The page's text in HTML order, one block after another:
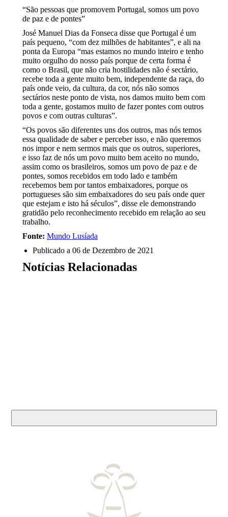
“São pessoas que promovem Portugal, somos um povo
de paz e de pontes”
José Manuel Dias da Fonseca disse que Portugal é um
país pequeno, “com dez milhões de habitantes”, e ali na
ponta da Europa “mas estamos no mundo inteiro e tenho
muito orgulho do nosso país porque de certa forma é
como o Brasil, que não cria hostilidades não é sectário,
recebe toda a gente muito bem, independente da raça, do
país onde veio, da cultura, da cor, nós não somos
sectários neste ponto de vista, nos damos muito bem com
toda a gente, gostamos muito de fazer pontes com outros
povos e com outras culturas”.
“Os povos são diferentes uns dos outros, mas nós temos
essa qualidade de saber e perceber isso, e não queremos
nos impor e nem sermos mais que os outros, superiores,
e isso faz de nós um povo muito bem aceito no mundo,
assim como os brasileiros, somos um povo de paz e de
pontes, somos recebidos em todo lado e também
recebemos bem por tantos embaixadores, porque os
portugueses são sim embaixadores do seu país onde quer
que estejam e isto há séculos”, disse ele demonstrando
gratidão pelo reconhecimento recebido em relação ao seu
trabalho.
Fonte: Mundo Lusíada
Publicado a 06 de Dezembro de 2021
Notícias Relacionadas